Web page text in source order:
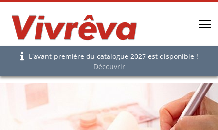
L'avant-première du catalogue 2027 est disponible !
Découvrir